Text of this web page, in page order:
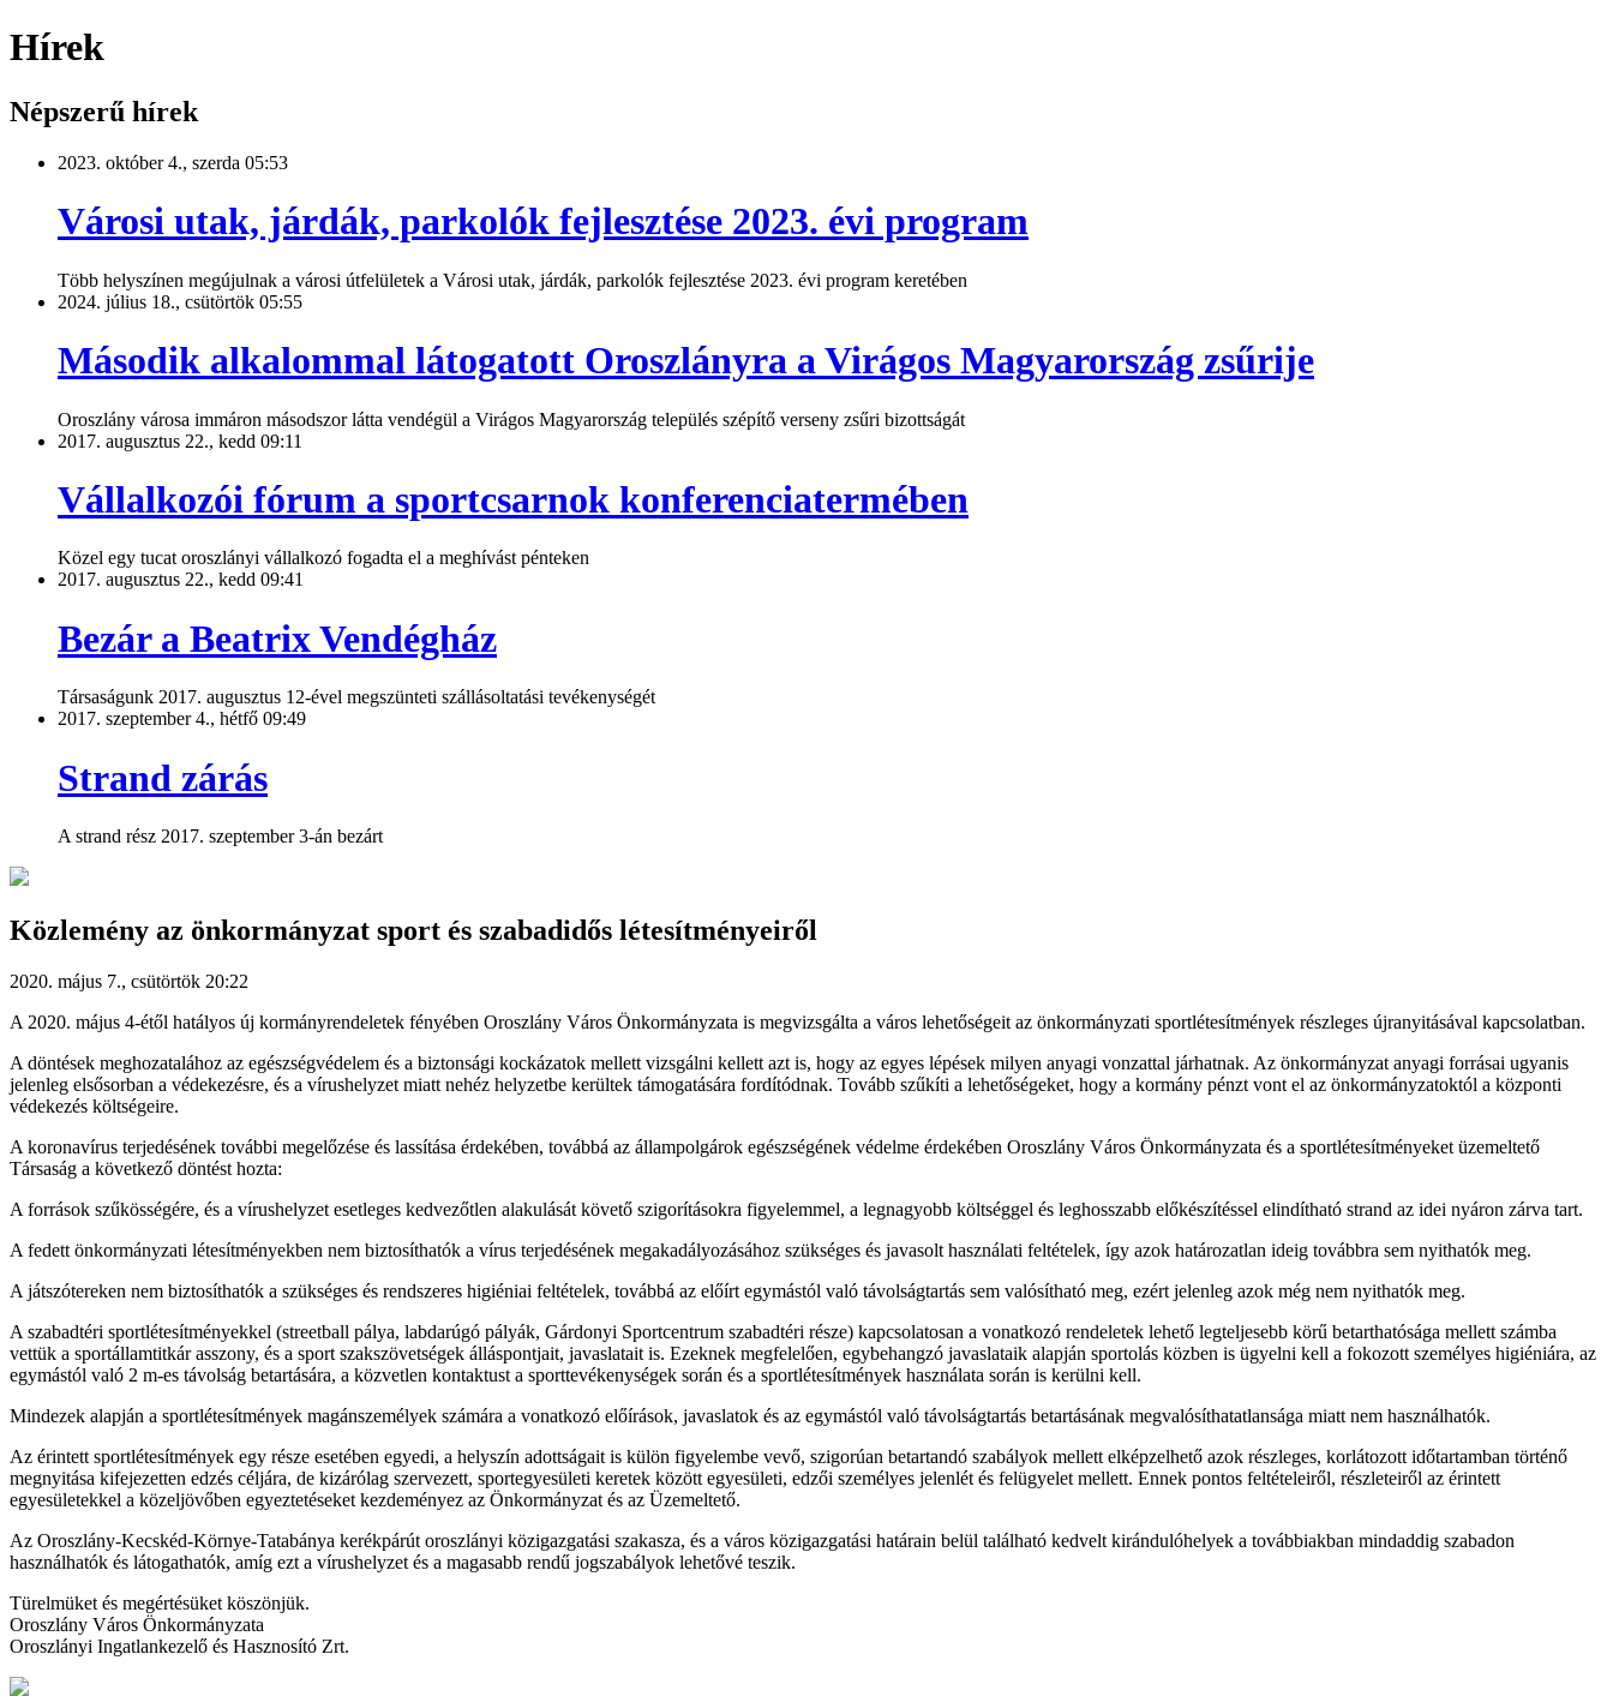
Hírek
Népszerű hírek
2023. október 4., szerda 05:53
Városi utak, járdák, parkolók fejlesztése 2023. évi program
Több helyszínen megújulnak a városi útfelületek a Városi utak, járdák, parkolók fejlesztése 2023. évi program keretében
2024. július 18., csütörtök 05:55
Második alkalommal látogatott Oroszlányra a Virágos Magyarország zsűrije
Oroszlány városa immáron másodszor látta vendégül a Virágos Magyarország település szépítő verseny zsűri bizottságát
2017. augusztus 22., kedd 09:11
Vállalkozói fórum a sportcsarnok konferenciatermében
Közel egy tucat oroszlányi vállalkozó fogadta el a meghívást pénteken
2017. augusztus 22., kedd 09:41
Bezár a Beatrix Vendégház
Társaságunk 2017. augusztus 12-ével megszünteti szállásoltatási tevékenységét
2017. szeptember 4., hétfő 09:49
Strand zárás
A strand rész 2017. szeptember 3-án bezárt
Közlemény az önkormányzat sport és szabadidős létesítményeiről
2020. május 7., csütörtök 20:22
A 2020. május 4-étől hatályos új kormányrendeletek fényében Oroszlány Város Önkormányzata is megvizsgálta a város lehetőségeit az önkormányzati sportlétesítmények részleges újranyitásával kapcsolatban.
A döntések meghozatalához az egészségvédelem és a biztonsági kockázatok mellett vizsgálni kellett azt is, hogy az egyes lépések milyen anyagi vonzattal járhatnak. Az önkormányzat anyagi forrásai ugyanis
jelenleg elsősorban a védekezésre, és a vírushelyzet miatt nehéz helyzetbe kerültek támogatására fordítódnak. Tovább szűkíti a lehetőségeket, hogy a kormány pénzt vont el az önkormányzatoktól a központi
védekezés költségeire.
A koronavírus terjedésének további megelőzése és lassítása érdekében, továbbá az állampolgárok egészségének védelme érdekében Oroszlány Város Önkormányzata és a sportlétesítményeket üzemeltető
Társaság a következő döntést hozta:
A források szűkösségére, és a vírushelyzet esetleges kedvezőtlen alakulását követő szigorításokra figyelemmel, a legnagyobb költséggel és leghosszabb előkészítéssel elindítható strand az idei nyáron zárva tart.
A fedett önkormányzati létesítményekben nem biztosíthatók a vírus terjedésének megakadályozásához szükséges és javasolt használati feltételek, így azok határozatlan ideig továbbra sem nyithatók meg.
A játszótereken nem biztosíthatók a szükséges és rendszeres higiéniai feltételek, továbbá az előírt egymástól való távolságtartás sem valósítható meg, ezért jelenleg azok még nem nyithatók meg.
A szabadtéri sportlétesítményekkel (streetball pálya, labdarúgó pályák, Gárdonyi Sportcentrum szabadtéri része) kapcsolatosan a vonatkozó rendeletek lehető legteljesebb körű betarthatósága mellett számba
vettük a sportállamtitkár asszony, és a sport szakszövetségek álláspontjait, javaslatait is. Ezeknek megfelelően, egybehangzó javaslataik alapján sportolás közben is ügyelni kell a fokozott személyes higiéniára, az
egymástól való 2 m-es távolság betartására, a közvetlen kontaktust a sporttevékenységek során és a sportlétesítmények használata során is kerülni kell.
Mindezek alapján a sportlétesítmények magánszemélyek számára a vonatkozó előírások, javaslatok és az egymástól való távolságtartás betartásának megvalósíthatatlansága miatt nem használhatók.
Az érintett sportlétesítmények egy része esetében egyedi, a helyszín adottságait is külön figyelembe vevő, szigorúan betartandó szabályok mellett elképzelhető azok részleges, korlátozott időtartamban történő
megnyitása kifejezetten edzés céljára, de kizárólag szervezett, sportegyesületi keretek között egyesületi, edzői személyes jelenlét és felügyelet mellett. Ennek pontos feltételeiről, részleteiről az érintett
egyesületekkel a közeljövőben egyeztetéseket kezdeményez az Önkormányzat és az Üzemeltető.
Az Oroszlány-Kecskéd-Környe-Tatabánya kerékpárút oroszlányi közigazgatási szakasza, és a város közigazgatási határain belül található kedvelt kirándulóhelyek a továbbiakban mindaddig szabadon
használhatók és látogathatók, amíg ezt a vírushelyzet és a magasabb rendű jogszabályok lehetővé teszik.
Türelmüket és megértésüket köszönjük.
Oroszlány Város Önkormányzata
Oroszlányi Ingatlankezelő és Hasznosító Zrt.